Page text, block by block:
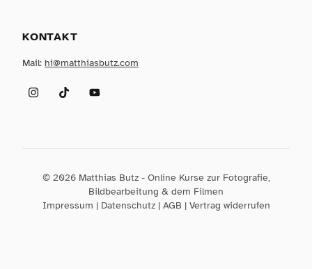
KONTAKT
Mail: hi@matthiasbutz.com
InstagramTikTokYouTube
© 2026 Matthias Butz - Online Kurse zur Fotografie,
Bildbearbeitung & dem Filmen
Impressum | Datenschutz| AGB | Vertrag widerrufen